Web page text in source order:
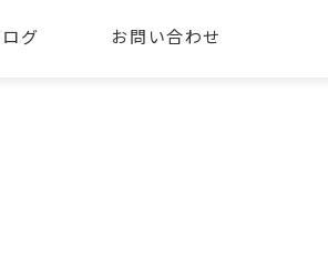
グ お問い合わせ